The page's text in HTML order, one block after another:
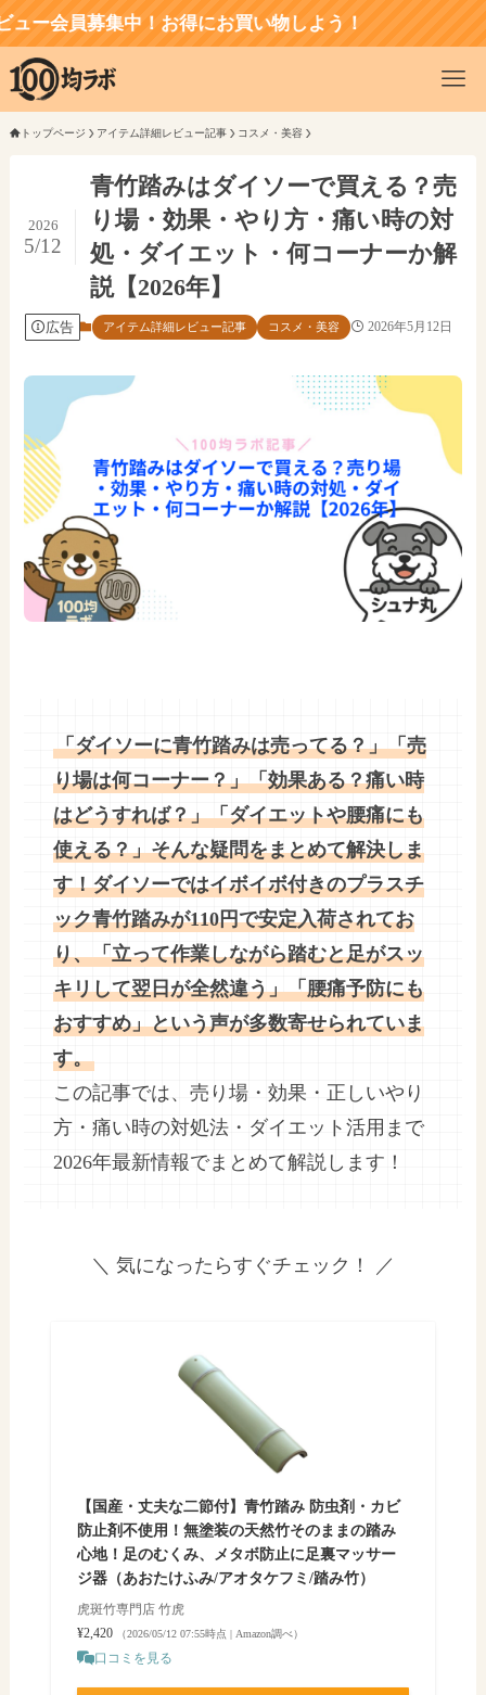
募集中！お得にお買い物しよう！
トップページ アイテム詳細レビュー記事 コスメ・美容
青竹踏みはダイソーで買える？売
り場・効果・やり方・痛い時の対
処・ダイエット・何コーナーか解
説【2026年】
2026
5/12
広告 アイテム詳細レビュー記事 コスメ・美容 2026年5月12日
「ダイソーに青竹踏みは売ってる？」「売
り場は何コーナー？」「効果ある？痛い時
はどうすれば？」「ダイエットや腰痛にも
使える？」そんな疑問をまとめて解決しま
す！ダイソーではイボイボ付きのプラスチ
ック青竹踏みが110円で安定入荷されてお
り、「立って作業しながら踏むと足がスッ
キリして翌日が全然違う」「腰痛予防にも
おすすめ」という声が多数寄せられていま
す。
この記事では、売り場・効果・正しいやり
方・痛い時の対処法・ダイエット活用まで
2026年最新情報でまとめて解説します！
＼ 気になったらすぐチェック！ ／
【国産・丈夫な二節付】青竹踏み 防虫剤・カビ
防止剤不使用！無塗装の天然竹そのままの踏み
心地！足のむくみ、メタボ防止に足裏マッサー
ジ器（あおたけふみ/アオタケフミ/踏み竹）
虎斑竹専門店 竹虎
¥2,420
（2026/05/12 07:55時点 | Amazon調べ）
口コミを見る